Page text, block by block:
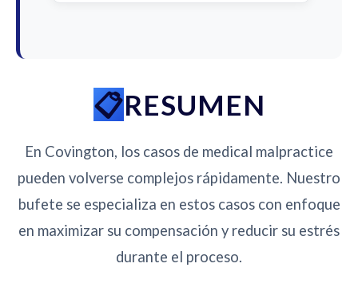
RESUMEN
En Covington, los casos de medical malpractice
pueden volverse complejos rápidamente. Nuestro
bufete se especializa en estos casos con enfoque
en maximizar su compensación y reducir su estrés
durante el proceso.